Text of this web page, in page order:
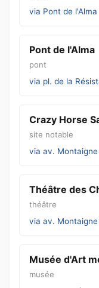
via Pont de l'Alma
Pont de l'Alma
pont
via pl. de la
Crazy Horse
site notable
via av. Montaigne
Théâtre des
théâtre
via av. Montaigne
Musée d'Art
musée